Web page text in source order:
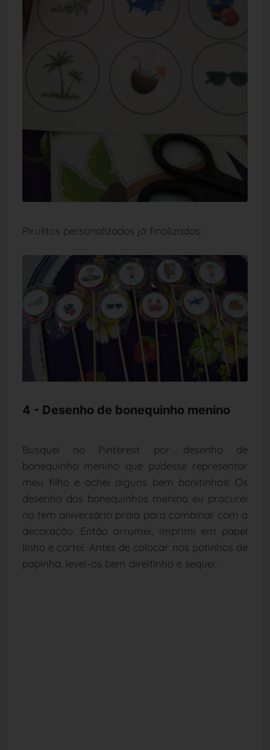
Pirulitos personalizados já finalizados:
4 - Desenho de bonequinho menino
Busquei no Pinterest por desenho de
bonequinho menino que pudesse representar
meu filho e achei alguns bem bonitinhos! Os
desenho dos bonequinhos menino eu procurei
no tem aniversário praia para combinar com a
decoração. Então arrumei, imprimi em papel
linho e cortei. Antes de colocar nos potinhos de
papinha, levei-os bem direitinho e sequei.